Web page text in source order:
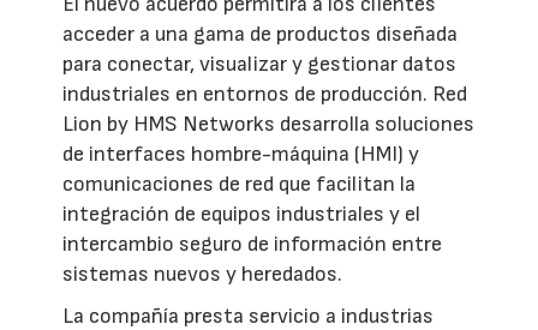
acceder a una gama de productos diseñada
para conectar, visualizar y gestionar datos
industriales en entornos de producción. Red
Lion by HMS Networks desarrolla soluciones
de interfaces hombre-máquina (HMI) y
comunicaciones de red que facilitan la
integración de equipos industriales y el
intercambio seguro de información entre
sistemas nuevos y heredados.
La compañía presta servicio a industrias